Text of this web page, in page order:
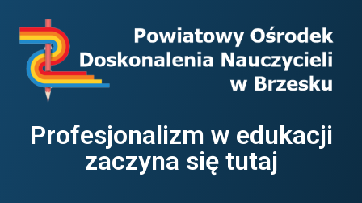
Profesjonalizm w edukacji
zaczyna się tutaj